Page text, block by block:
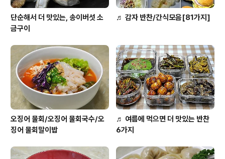
단순해서 더 맛있는, 송이버섯 소
금구이
♬ 감자 반찬/간식모음[81가지]
오징어 물회/오징어 물회국수/오
징어 물회말이밥
♬ 여름에 먹으면 더 맛있는 반찬
6가지